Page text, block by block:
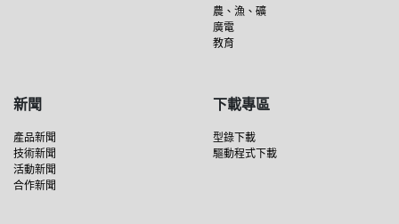
農、漁、礦
廣電
教育
新聞
產品新聞
技術新聞
活動新聞
合作新聞
下載專區
型錄下載
驅動程式下載